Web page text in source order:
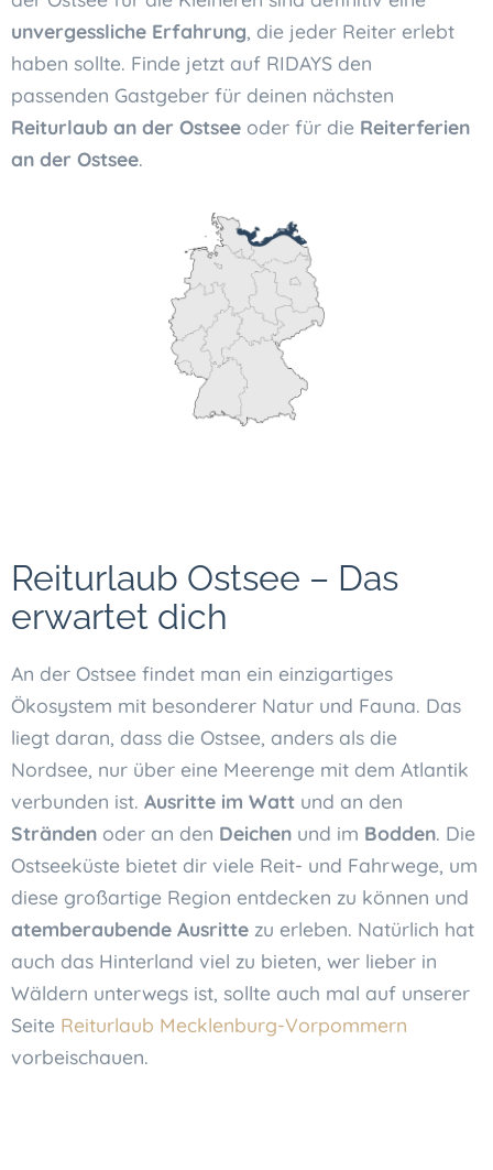
unvergessliche Erfahrung, die jeder Reiter erlebt
haben sollte. Finde jetzt auf RIDAYS den
passenden Gastgeber für deinen nächsten
Reiturlaub an der Ostsee oder für die Reiterferien
an der Ostsee.
Reiturlaub Ostsee – Das
erwartet dich
An der Ostsee findet man ein einzigartiges
Ökosystem mit besonderer Natur und Fauna. Das
liegt daran, dass die Ostsee, anders als die
Nordsee, nur über eine Meerenge mit dem Atlantik
verbunden ist. Ausritte im Watt und an den
Stränden oder an den Deichen und im Bodden. Die
Ostseeküste bietet dir viele Reit- und Fahrwege, um
diese großartige Region entdecken zu können und
atemberaubende Ausritte zu erleben. Natürlich hat
auch das Hinterland viel zu bieten, wer lieber in
Wäldern unterwegs ist, sollte auch mal auf unserer
Seite Reiturlaub Mecklenburg-Vorpommern
vorbeischauen.